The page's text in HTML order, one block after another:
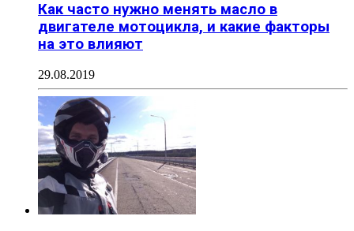
Как часто нужно менять масло в
двигателе мотоцикла, и какие факторы
на это влияют
29.08.2019